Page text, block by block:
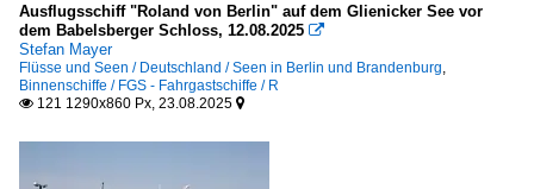
Ausflugsschiff "Roland von Berlin" auf dem Glienicker See vor
dem Babelsberger Schloss, 12.08.2025 
Stefan Mayer
Flüsse und Seen / Deutschland / Seen in Berlin und Brandenburg,
Binnenschiffe / FGS - Fahrgastschiffe / R
 121 1290x860 Px, 23.08.2025 